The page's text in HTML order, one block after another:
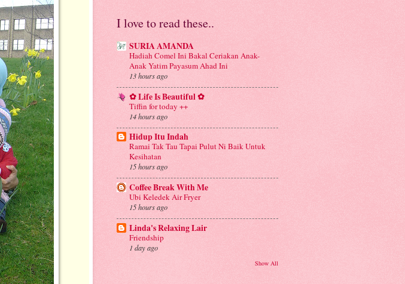
I love to read these..
SURIA AMANDA
Hadiah Comel Ini Bakal Ceriakan Anak-
Anak Yatim Payasum Ahad Ini
13 hours ago
✿ Life Is Beautiful ✿
Tiffin for today ++
14 hours ago
Hidup Itu Indah
Ramai Tak Tau Tapai Pulut Ni Baik Untuk
Kesihatan
15 hours ago
Coffee Break With Me
Ubi Keledek Air Fryer
15 hours ago
Linda's Relaxing Lair
Friendship
1 day ago
Show All